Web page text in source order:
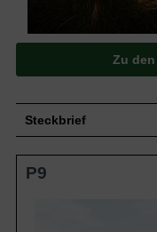
Zu
Steckbrief
P9